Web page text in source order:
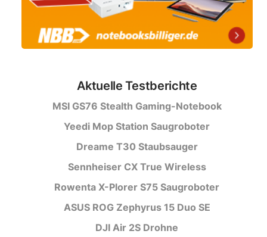
Aktuelle Testberichte
MSI GS76 Stealth Gaming-Notebook
Yeedi Mop Station Saugroboter
Dreame T30 Staubsauger
Sennheiser CX True Wireless
Rowenta X-Plorer S75 Saugroboter
ASUS ROG Zephyrus 15 Duo SE
DJI Air 2S Drohne